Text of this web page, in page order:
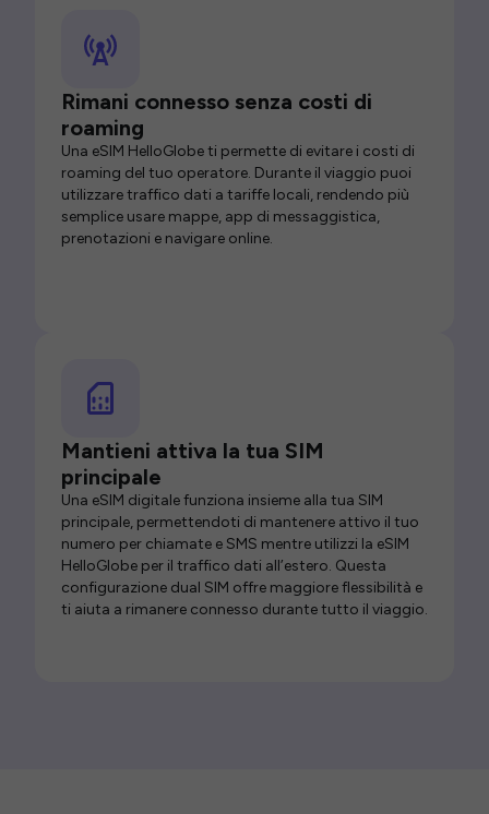
Rimani connesso senza costi di
roaming
Una eSIM HelloGlobe ti permette di evitare i costi di
roaming del tuo operatore. Durante il viaggio puoi
utilizzare traffico dati a tariffe locali, rendendo più
semplice usare mappe, app di messaggistica,
prenotazioni e navigare online.
Mantieni attiva la tua SIM
principale
Una eSIM digitale funziona insieme alla tua SIM
principale, permettendoti di mantenere attivo il tuo
numero per chiamate e SMS mentre utilizzi la eSIM
HelloGlobe per il traffico dati all’estero. Questa
configurazione dual SIM offre maggiore flessibilità e
ti aiuta a rimanere connesso durante tutto il viaggio.